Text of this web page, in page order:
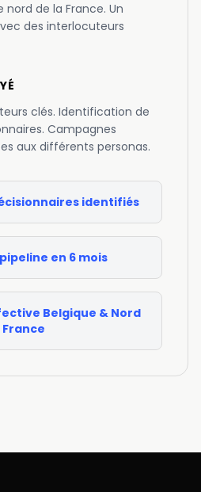
de la France. Un
des interlocuteurs
clés. Identification de
Campagnes
aux différents personas.
identifiés
en 6 mois
Belgique & Nord
France